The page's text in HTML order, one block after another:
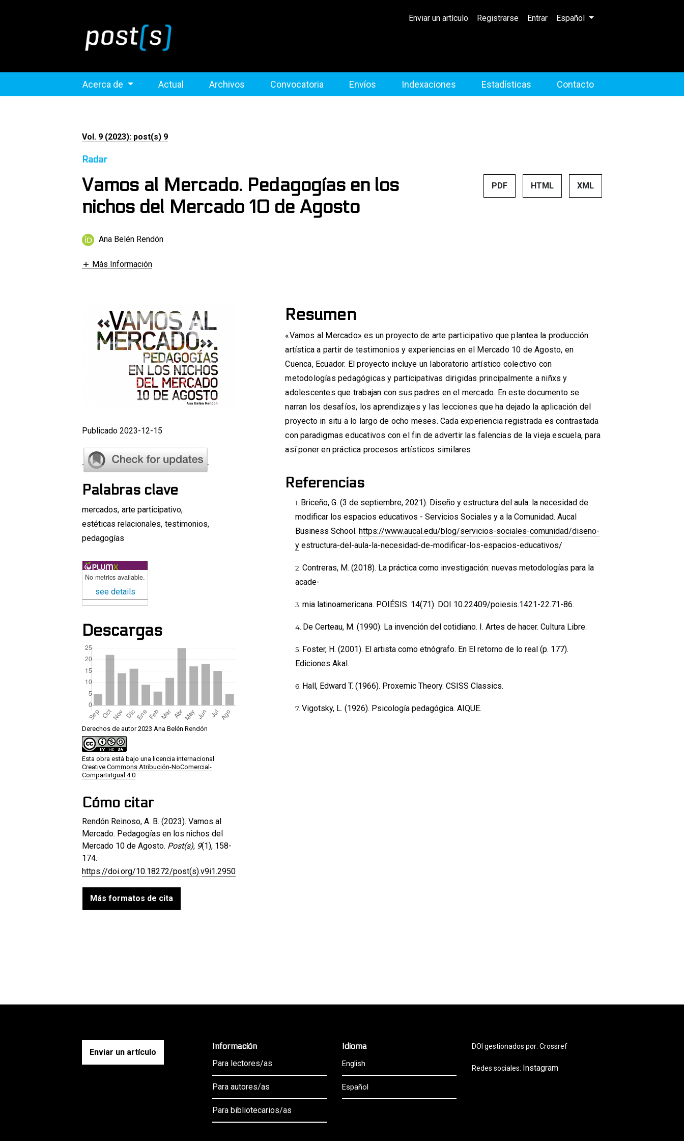
Enviar un artículo Registrarse Entrar Cambiar el idioma. El idioma actual
Español
Acerca de Actual Archivos Convocatoria Envíos Indexaciones Estadísticas Contacto
Vol. 9 (2023): post(s) 9
Radar
Vamos al Mercado. Pedagogías en los
nichos del Mercado 10 de Agosto
PDF HTML XML
Ana Belén Rendón
Más Información
Publicado 2023-12-15
Palabras clave
mercados, arte participativo,
estéticas relacionales, testimonios,
pedagogías
No metrics available.
see details
Descargas
Derechos de autor 2023 Ana Belén Rendón
Esta obra está bajo una licencia internacional
Creative Commons Atribución-NoComercial-
CompartirIgual 4.0.
Cómo citar
Rendón Reinoso, A. B. (2023). Vamos al
Mercado. Pedagogías en los nichos del
Mercado 10 de Agosto. Post(s), 9(1), 158-
174.
https://doi.org/10.18272/post(s).v9i1.2950
Más formatos de cita
Resumen
«Vamos al Mercado» es un proyecto de arte participativo que plantea la producción
artística a partir de testimonios y experiencias en el Mercado 10 de Agosto, en
Cuenca, Ecuador. El proyecto incluye un laboratorio artístico colectivo con
metodologías pedagógicas y participativas dirigidas principalmente a niñxs y
adolescentes que trabajan con sus padres en el mercado. En este documento se
narran los desafíos, los aprendizajes y las lecciones que ha dejado la aplicación del
proyecto in situ a lo largo de ocho meses. Cada experiencia registrada es contrastada
con paradigmas educativos con el fin de advertir las falencias de la vieja escuela, para
así poner en práctica procesos artísticos similares.
Referencias
Briceño, G. (3 de septiembre, 2021). Diseño y estructura del aula: la necesidad de
modificar los espacios educativos - Servicios Sociales y a la Comunidad. Aucal
Business School.https://www.aucal.edu/blog/servicios-sociales-comunidad/diseno-
y estructura-del-aula-la-necesidad-de-modificar-los-espacios-educativos/
Contreras, M. (2018). La práctica como investigación: nuevas metodologías para la
acade-
mia latinoamericana. POIÉSIS. 14(71). DOI 10.22409/poiesis.1421-22.71-86.
De Certeau, M. (1990). La invención del cotidiano. I. Artes de hacer. Cultura Libre.
Foster, H. (2001). El artista como etnógrafo. En El retorno de lo real (p. 177).
Ediciones Akal.
Hall, Edward T. (1966). Proxemic Theory. CSISS Classics.
Vigotsky, L. (1926). Psicología pedagógica. AIQUE.
Enviar un artículo
Información
Para lectores/as
Para autores/as
Para bibliotecarios/as
Idioma
English
Español
DOI gestionados por: Crossref
Redes sociales: Instagram